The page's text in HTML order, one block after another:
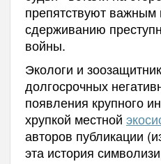
препятствуют
сдерживанию
войны.
Экологи и
долгосрочных
появления крупного
хрупкой местной
авторов публикации
эта история